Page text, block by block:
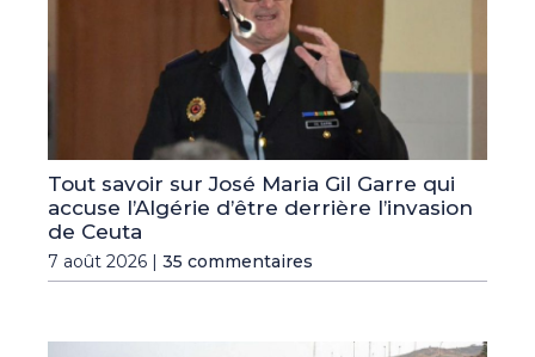
Tout savoir sur José Maria Gil Garre qui
accuse l’Algérie d’être derrière l’invasion
de Ceuta
7 août 2026 | 35 commentaires